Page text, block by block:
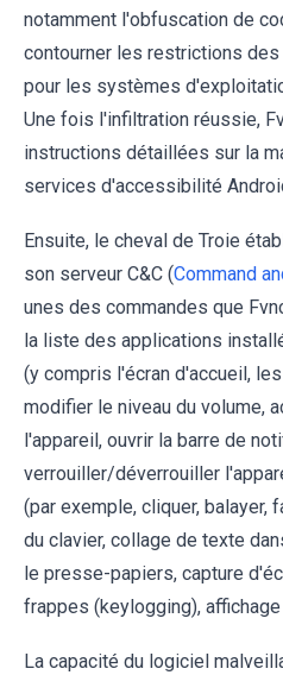
notamment l'obfuscation de
contourner les restrictions
pour les systèmes
Une fois l'infiltration réussie,
instructions détaillées sur la
services d'accessibilité
Ensuite, le cheval de Troie
son serveur C&C (Command
unes des commandes que
la liste des applications
(y compris l'écran d'accueil,
modifier le niveau du volume,
l'appareil, ouvrir la barre de
verrouiller/déverrouiller
(par exemple, cliquer, balayer,
du clavier, collage de texte
le presse-papiers, capture
frappes (keylogging),
La capacité du logiciel